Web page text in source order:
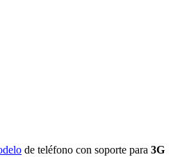
de teléfono con soporte para 3G